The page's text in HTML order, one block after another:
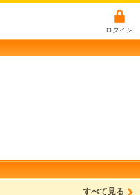
ログイン
すべて見る